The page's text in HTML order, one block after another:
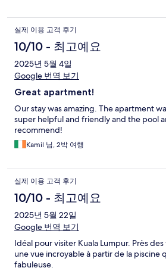
실제 이용 고객 후기
10/10 - 최고예요
2025년 5월 4일
Google 번역 보기
Great apartment!
Our stay was amazing. The apartment
super helpful and friendly and the pool
recommend!
Kamil 님, 2박 여행
실제 이용 고객 후기
10/10 - 최고예요
2025년 5월 22일
Google 번역 보기
Idéal pour visiter Kuala Lumpur. Près
une vue incroyable à partir de la piscine
fabuleuse.